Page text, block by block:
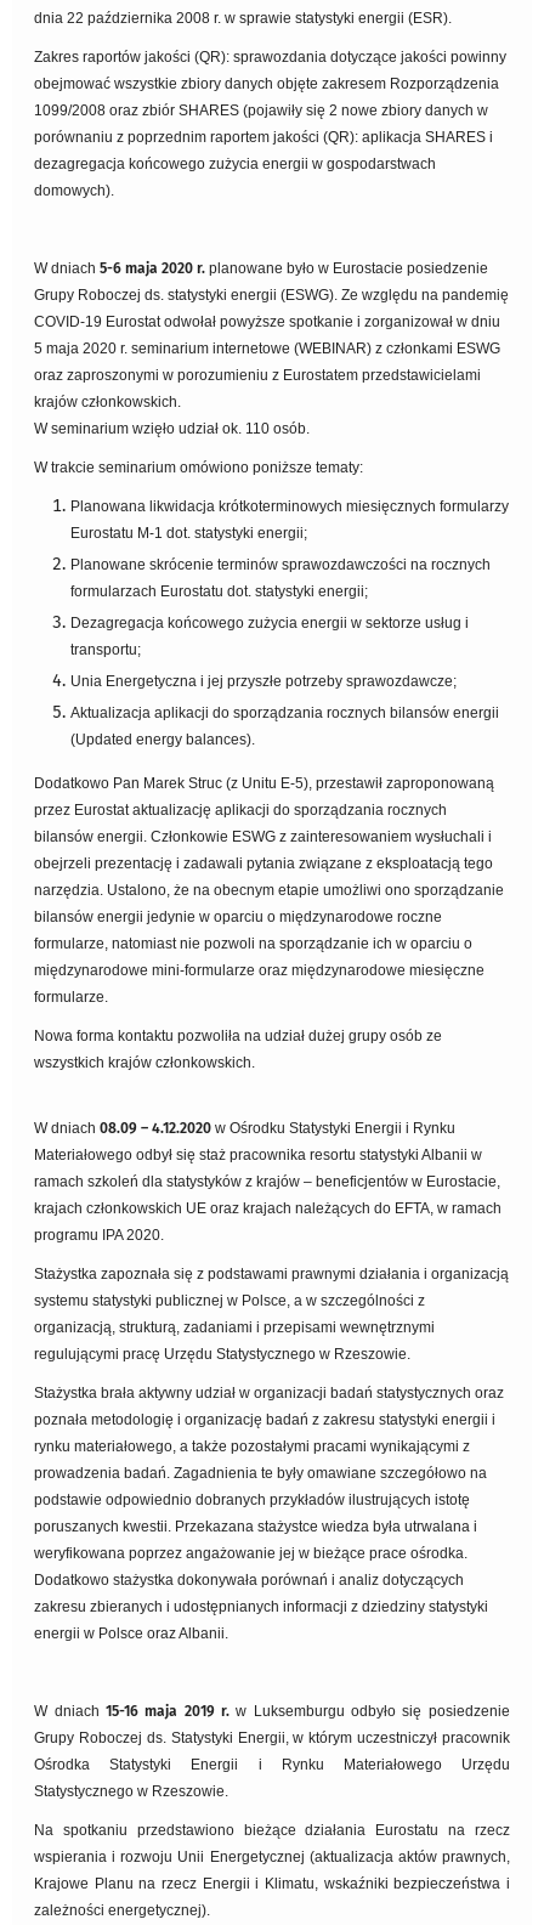
dnia 22 października 2008 r. w sprawie statystyki energii (ESR).
Zakres raportów jakości (QR): sprawozdania dotyczące jakości powinny
obejmować wszystkie zbiory danych objęte zakresem Rozporządzenia
1099/2008 oraz zbiór SHARES (pojawiły się 2 nowe zbiory danych w
porównaniu z poprzednim raportem jakości (QR): aplikacja SHARES i
dezagregacja końcowego zużycia energii w gospodarstwach
domowych).
W dniach5-6 maja 2020 r. planowane było w Eurostacie posiedzenie
Grupy Roboczej ds. statystyki energii (ESWG). Ze względu na pandemię
COVID-19 Eurostat odwołał powyższe spotkanie i zorganizował w dniu
5 maja 2020 r. seminarium internetowe (WEBINAR) z członkami ESWG
oraz zaproszonymi w porozumieniu z Eurostatem przedstawicielami
krajów członkowskich.
W seminarium wzięło udział ok. 110 osób.
W trakcie seminarium omówiono poniższe tematy:
Planowana likwidacja krótkoterminowych miesięcznych formularzy
Eurostatu M-1 dot. statystyki energii;
Planowane skrócenie terminów sprawozdawczości na rocznych
formularzach Eurostatu dot. statystyki energii;
Dezagregacja końcowego zużycia energii w sektorze usług i
transportu;
Unia Energetyczna i jej przyszłe potrzeby sprawozdawcze;
Aktualizacja aplikacji do sporządzania rocznych bilansów energii
(Updated energy balances).
Dodatkowo Pan Marek Struc (z Unitu E-5), przestawił zaproponowaną
przez Eurostat aktualizację aplikacji do sporządzania rocznych
bilansów energii. Członkowie ESWG z zainteresowaniem wysłuchali i
obejrzeli prezentację i zadawali pytania związane z eksploatacją tego
narzędzia. Ustalono, że na obecnym etapie umożliwi ono sporządzanie
bilansów energii jedynie w oparciu o międzynarodowe roczne
formularze, natomiast nie pozwoli na sporządzanie ich w oparciu o
międzynarodowe mini-formularze oraz międzynarodowe miesięczne
formularze.
Nowa forma kontaktu pozwoliła na udział dużej grupy osób ze
wszystkich krajów członkowskich.
W dniach08.09 – 4.12.2020 w Ośrodku Statystyki Energii i Rynku
Materiałowego odbył się staż pracownika resortu statystyki Albanii w
ramach szkoleń dla statystyków z krajów – beneficjentów w Eurostacie,
krajach członkowskich UE oraz krajach należących do EFTA, w ramach
programu IPA 2020.
Stażystka zapoznała się z podstawami prawnymi działania i organizacją
systemu statystyki publicznej w Polsce, a w szczególności z
organizacją, strukturą, zadaniami i przepisami wewnętrznymi
regulującymi pracę Urzędu Statystycznego w Rzeszowie.
Stażystka brała aktywny udział w organizacji badań statystycznych oraz
poznała metodologię i organizację badań z zakresu statystyki energii i
rynku materiałowego, a także pozostałymi pracami wynikającymi z
prowadzenia badań. Zagadnienia te były omawiane szczegółowo na
podstawie odpowiednio dobranych przykładów ilustrujących istotę
poruszanych kwestii. Przekazana stażystce wiedza była utrwalana i
weryfikowana poprzez angażowanie jej w bieżące prace ośrodka.
Dodatkowo stażystka dokonywała porównań i analiz dotyczących
zakresu zbieranych i udostępnianych informacji z dziedziny statystyki
energii w Polsce oraz Albanii.
W dniach 15-16 maja 2019 r. w Luksemburgu odbyło się posiedzenie
Grupy Roboczej ds. Statystyki Energii, w którym uczestniczył pracownik
Ośrodka Statystyki Energii i Rynku Materiałowego Urzędu
Statystycznego w Rzeszowie.
Na spotkaniu przedstawiono bieżące działania Eurostatu na rzecz
wspierania i rozwoju Unii Energetycznej (aktualizacja aktów prawnych,
Krajowe Planu na rzecz Energii i Klimatu, wskaźniki bezpieczeństwa i
zależności energetycznej).